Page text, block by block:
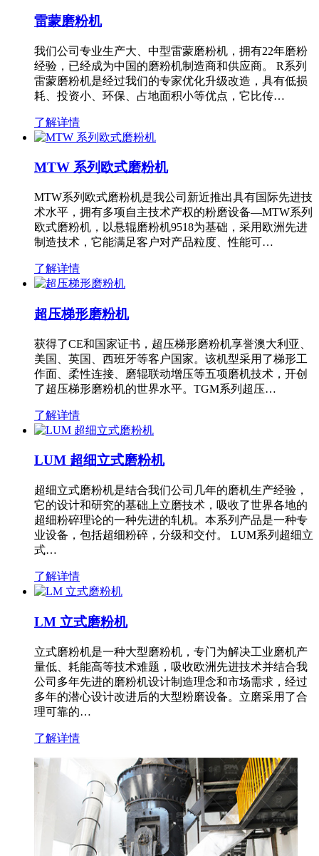
雷蒙磨粉机
我们公司专业生产大、中型雷蒙磨粉机，拥有22年磨粉
经验，已经成为中国的磨粉机制造商和供应商。 R系列
雷蒙磨粉机是经过我们的专家优化升级改造，具有低损
耗、投资小、环保、占地面积小等优点，它比传…
了解详情
MTW 系列欧式磨粉机
MTW系列欧式磨粉机是我公司新近推出具有国际先进技
术水平，拥有多项自主技术产权的粉磨设备—MTW系列
欧式磨粉机，以悬辊磨粉机9518为基础，采用欧洲先进
制造技术，它能满足客户对产品粒度、性能可…
了解详情
超压梯形磨粉机
获得了CE和国家证书，超压梯形磨粉机享誉澳大利亚、
美国、英国、西班牙等客户国家。该机型采用了梯形工
作面、柔性连接、磨辊联动增压等五项磨机技术，开创
了超压梯形磨粉机的世界水平。TGM系列超压…
了解详情
LUM 超细立式磨粉机
超细立式磨粉机是结合我们公司几年的磨机生产经验，
它的设计和研究的基础上立磨技术，吸收了世界各地的
超细粉碎理论的一种先进的轧机。本系列产品是一种专
业设备，包括超细粉碎，分级和交付。 LUM系列超细立
式…
了解详情
LM 立式磨粉机
立式磨粉机是一种大型磨粉机，专门为解决工业磨机产
量低、耗能高等技术难题，吸收欧洲先进技术并结合我
公司多年先进的磨粉机设计制造理念和市场需求，经过
多年的潜心设计改进后的大型粉磨设备。立磨采用了合
理可靠的…
了解详情